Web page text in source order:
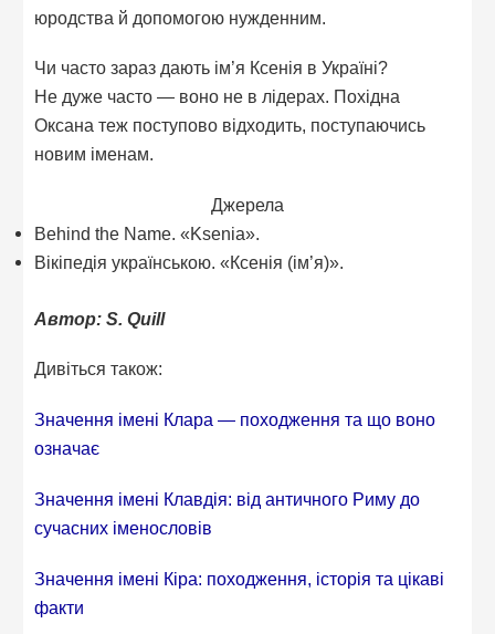
юродства й допомогою нужденним.
Чи часто зараз дають ім’я Ксенія в Україні?
Не дуже часто — воно не в лідерах. Похідна
Оксана теж поступово відходить, поступаючись
новим іменам.
Джерела
Behind the Name. «Ksenia».
Вікіпедія українською. «Ксенія (ім’я)».
Автор: S. Quill
Дивіться також:
Значення імені Клара — походження та що воно
означає
Значення імені Клавдія: від античного Риму до
сучасних іменословів
Значення імені Кіра: походження, історія та цікаві
факти